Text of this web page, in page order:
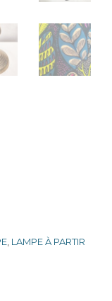
LAMPE À PARTIR